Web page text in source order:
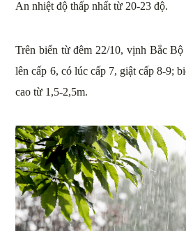
An nhiệt độ thấp nhất từ 20-23 độ.
Trên biển từ đêm 22/10, vịnh Bắc
lên cấp 6, có lúc cấp 7, giật cấp 8-9;
cao từ 1,5-2,5m.